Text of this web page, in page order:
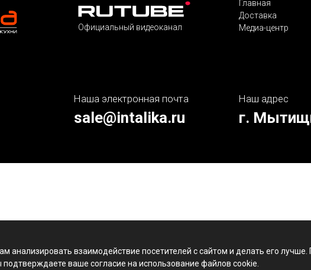
анализировать взаимодействие посетителей с сайтом и делать его
ваше согласие на использование файлов cookie.
Официальный видеоканал
Главная
Доставка
Медиа-центр
Наша электронная почта
sale@intalika.ru
Наш адрес
г.